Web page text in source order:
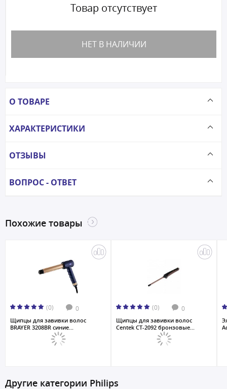
Товар отсутствует
НЕТ В НАЛИЧИИ
О ТОВАРЕ
ХАРАКТЕРИСТИКИ
ОТЗЫВЫ
ВОПРОС - ОТВЕТ
Похожие товары
(0) 0
Щипцы для завивки волос
BRAYER 3208BR синие...
(0) 0
Щипцы для завивки волос
Centek CT-2092 бронзовые...
Другие категории Philips